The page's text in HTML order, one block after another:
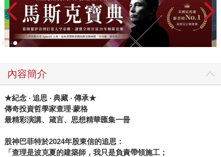
內容簡介
★紀念 ‧ 追思 ‧ 典藏 ‧ 傳承★
傳奇投資哲學家查理‧蒙格
最精彩演講、箴言、思想精華匯集一冊
股神巴菲特於2024年股東信的追思：
「查理是波克夏的建築師，我只是負責帶領施工；